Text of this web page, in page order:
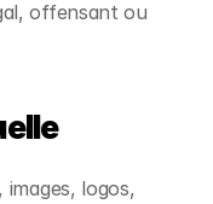
offensant ou
logos,